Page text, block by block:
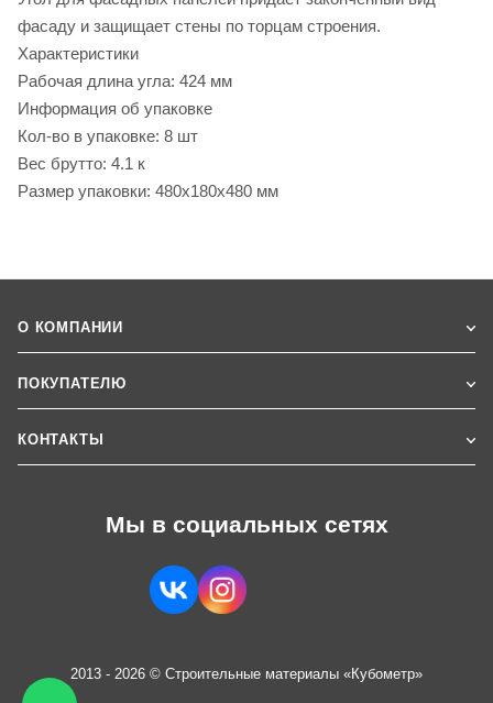
фасаду и защищает стены по торцам строения.
Характеристики
Рабочая длина угла: 424 мм
Информация об упаковке
Кол-во в упаковке: 8 шт
Вес брутто: 4.1 к
Размер упаковки: 480x180x480 мм
О КОМПАНИИ
ПОКУПАТЕЛЮ
КОНТАКТЫ
Мы в социальных сетях
2013 - 2026 © Строительные материалы «Кубометр»